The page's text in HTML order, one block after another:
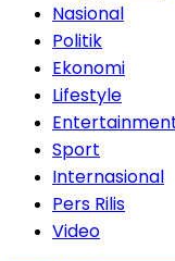
Nasional
Politik
Ekonomi
Lifestyle
Sport
Internasional
Pers Rilis
Video